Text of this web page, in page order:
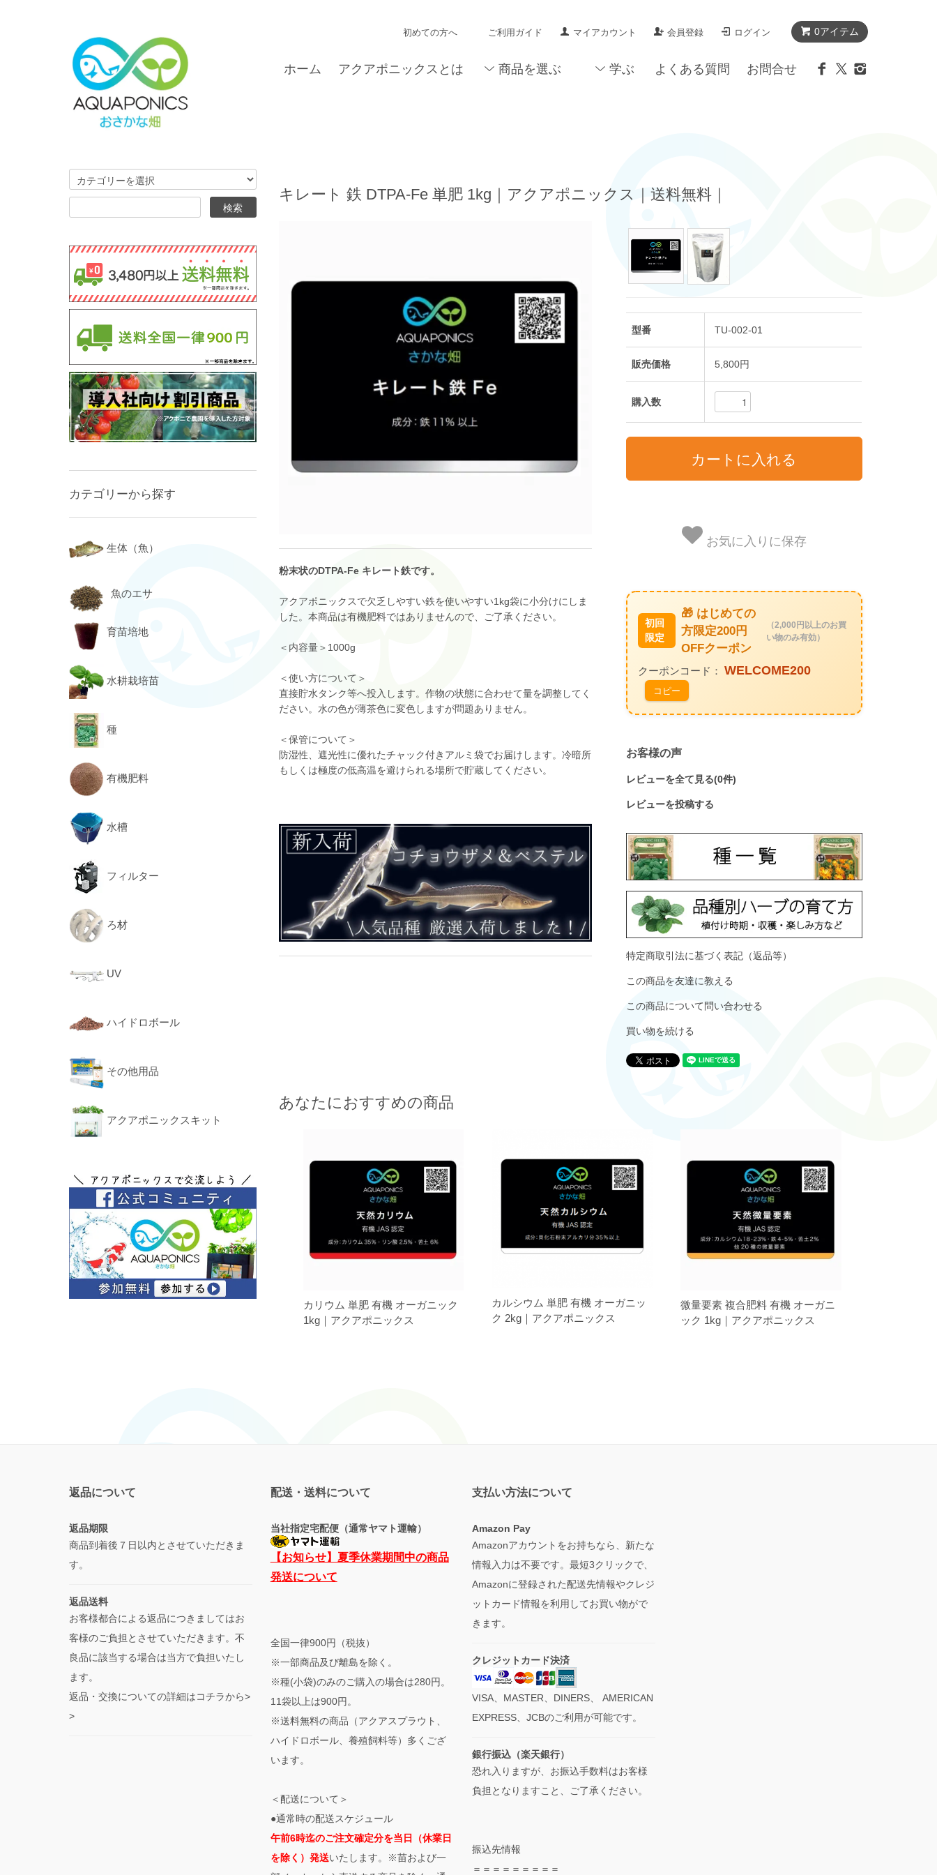
0アイテム
初めての方へ ご利用ガイド マイアカウント 会員登録 ログイン
ホーム アクアポニックスとは 商品を選ぶ 学ぶ よくある質問 お問合せ
キレート 鉄 DTPA-Fe 単肥 1kg｜アクアポニックス｜送料無料｜
粉末状のDTPA-Fe キレート鉄です。
アクアポニックスで欠乏しやすい鉄を使いやすい1kg袋に小分けにしま
した。本商品は有機肥料ではありませんので、ご了承ください。
＜内容量＞1000g
＜使い方について＞
直接貯水タンク等へ投入します。作物の状態に合わせて量を調整してく
ださい。水の色が薄茶色に変色しますが問題ありません。
＜保管について＞
防湿性、遮光性に優れたチャック付きアルミ袋でお届けします。冷暗所
もしくは極度の低高温を避けられる場所で貯蔵してください。
型番 TU-002-01
販売価格 5,800円
購入数
お気に入りに保存
初回
限定
🎁 はじめての
方限定200円
OFFクーポン
（2,000円以上のお買
い物のみ有効）
クーポンコード： WELCOME200
コピー
お客様の声
レビューを全て見る(0件)
レビューを投稿する
特定商取引法に基づく表記（返品等）
この商品を友達に教える
この商品について問い合わせる
買い物を続ける
あなたにおすすめの商品
カリウム 単肥 有機 オーガニック
1kg｜アクアポニックス
カルシウム 単肥 有機 オーガニッ
ク 2kg｜アクアポニックス
微量要素 複合肥料 有機 オーガニ
ック 1kg｜アクアポニックス
カテゴリーから探す
生体（魚）
魚のエサ
育苗培地
水耕栽培苗
種
有機肥料
水槽
フィルター
ろ材
UV
ハイドロボール
その他用品
アクアポニックスキット
返品について
返品期限
商品到着後７日以内とさせていただきま
す。
返品送料
お客様都合による返品につきましてはお
客様のご負担とさせていただきます。不
良品に該当する場合は当方で負担いたし
ます。
返品・交換についての詳細はコチラから>
>
配送・送料について
当社指定宅配便（通常ヤマト運輸）
【お知らせ】夏季休業期間中の商品
発送について
全国一律900円（税抜）
※一部商品及び離島を除く。
※種(小袋)のみのご購入の場合は280円。
11袋以上は900円。
※送料無料の商品（アクアスプラウト、
ハイドロボール、養殖飼料等）多くござ
います。
＜配送について＞
●通常時の配送スケジュール
午前6時迄のご注文確定分を当日（休業日
を除く）発送いたします。※苗および一
支払い方法について
Amazon Pay
Amazonアカウントをお持ちなら、新たな
情報入力は不要です。最短3クリックで、
Amazonに登録された配送先情報やクレジ
ットカード情報を利用してお買い物がで
きます。
クレジットカード決済
VISA、MASTER、DINERS、 AMERICAN
EXPRESS、JCBのご利用が可能です。
銀行振込（楽天銀行）
恐れ入りますが、お振込手数料はお客様
負担となりますこと、ご了承ください。
振込先情報
＝＝＝＝＝＝＝＝＝